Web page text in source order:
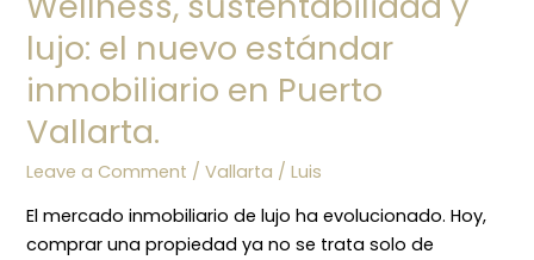
lujo: el nuevo estándar
inmobiliario en Puerto
Vallarta.
Leave a Comment /Vallarta /Luis
El mercado inmobiliario de lujo ha evolucionado. Hoy,
comprar una propiedad ya no se trata solo de